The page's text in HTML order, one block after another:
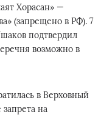
Хорасан» —
(запрещено в РФ). 7
подтвердил
возможно в
в Верховный
на